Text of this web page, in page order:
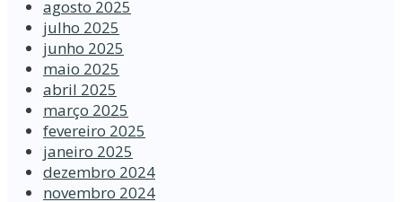
agosto 2025
julho 2025
junho 2025
maio 2025
abril 2025
março 2025
fevereiro 2025
janeiro 2025
dezembro 2024
novembro 2024